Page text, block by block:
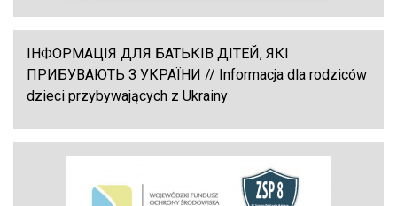
ІНФОРМАЦІЯ ДЛЯ БАТЬКІВ ДІТЕЙ, ЯКІ
ПРИБУВАЮТЬ З УКРАЇНИ // Informacja dla rodziców
dzieci przybywających z Ukrainy